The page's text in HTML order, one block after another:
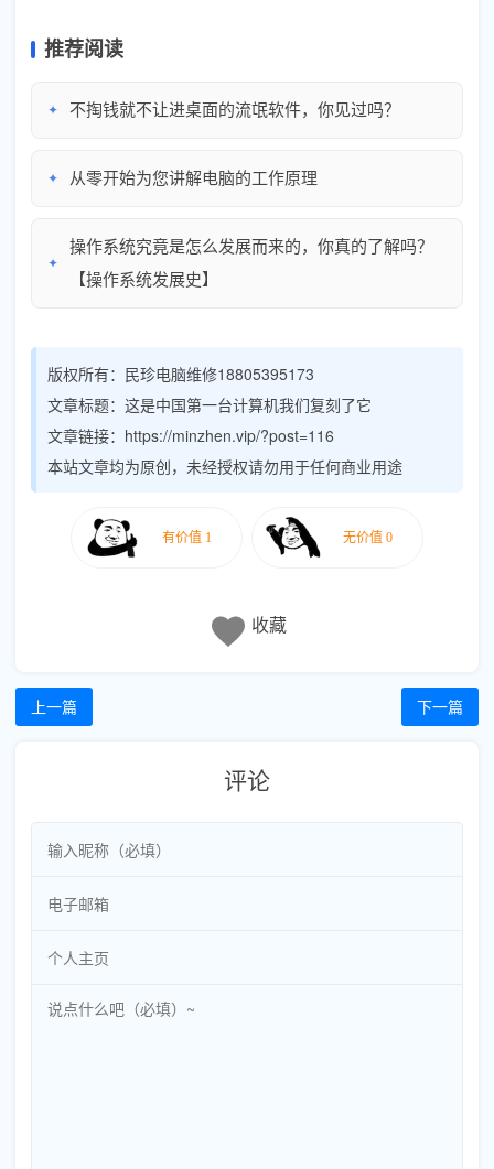
推荐阅读
✦ 不掏钱就不让进桌面的流氓软件，你见过吗？
✦ 从零开始为您讲解电脑的工作原理
✦
操作系统究竟是怎么发展而来的，你真的了解吗？
【操作系统发展史】
版权所有： 民珍电脑维修18805395173
文章标题： 这是中国第一台计算机我们复刻了它
文章链接：https://minzhen.vip/?post=116
本站文章均为原创，未经授权请勿用于任何商业用途
收藏
上一篇 下一篇
评论